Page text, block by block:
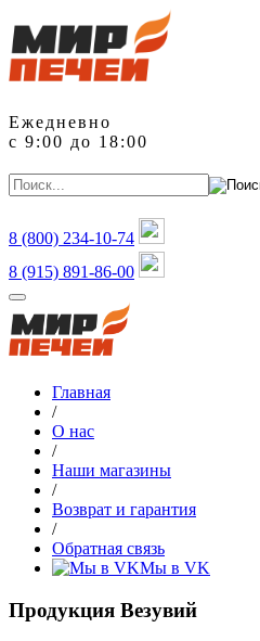
Ежедневно
с 9:00 до 18:00
8 (800) 234-10-74
8 (915) 891-86-00
Главная
/
О нас
/
Наши магазины
/
Возврат и гарантия
/
Обратная связь
Мы в VK
Продукция Везувий